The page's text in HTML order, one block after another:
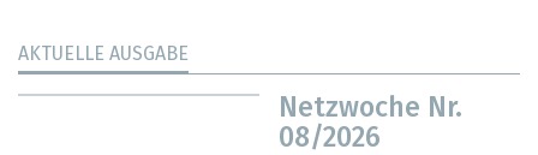
AKTUELLE AUSGABE
Netzwoche Nr.
08/2026